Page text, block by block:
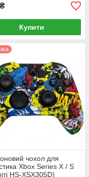
₴
Купити
чохол для
Xbox Series X / S
HS-XSX305D)